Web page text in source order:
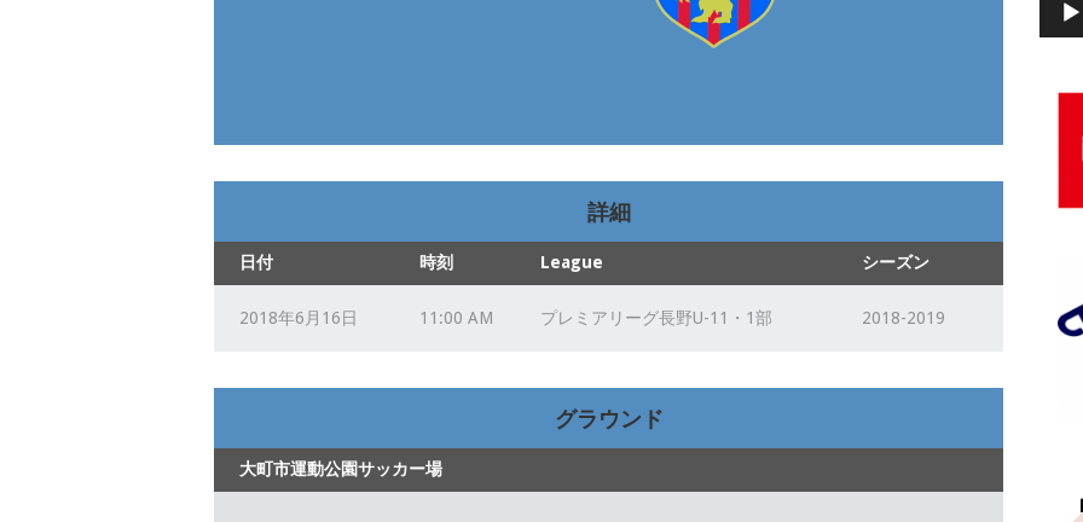
詳細
日付 時刻 League シーズン
2018年6月16日 11:00 AM プレミアリーグ長野U-11・1部 2018-2019
グラウンド
大町市運動公園サッカー場